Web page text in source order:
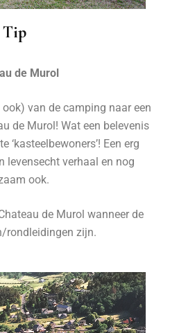
Tip
de Murol
van de camping naar een
de Murol! Wat een belevenis
‘kasteelbewoners’! Een erg
levensecht verhaal en nog
ook.
de Murol wanneer de
rondleidingen zijn.